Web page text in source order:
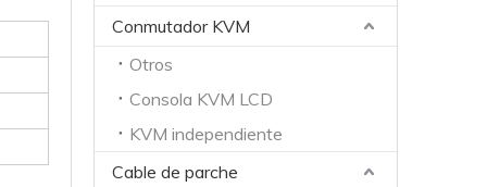
Conmutador KVM
Otros
Consola KVM LCD
KVM independiente
Cable de parche